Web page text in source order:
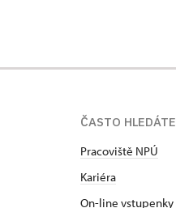
ČASTO HLEDÁTE
Pracoviště NPÚ
Kariéra
On-line vstupenky